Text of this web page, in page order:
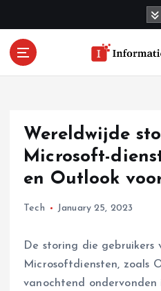
Wereldwijde
Microsoft-
en Outlook
Tech January 25, 2023
De storing die gebruikers
Microsoftdiensten, zoals
vanochtend ondervonden